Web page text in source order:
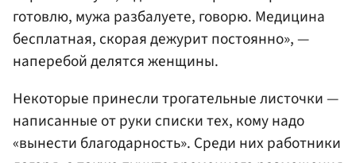
готовлю, мужа разбалуете, говорю. Медицина
бесплатная, скорая дежурит постоянно», —
наперебой делятся женщины.
Некоторые принесли трогательные листочки —
написанные от руки списки тех, кому надо
«вынести благодарность». Среди них работники